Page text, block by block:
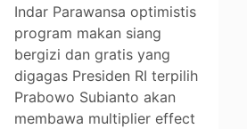
Indar Parawansa optimistis
program makan siang
bergizi dan gratis yang
digagas Presiden RI terpilih
Prabowo Subianto akan
membawa multiplier effect